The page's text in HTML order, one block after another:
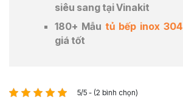
siêu sang tại Vinakit
180+ Mẫu tủ bếp inox 304
giá tốt
5/5 - (2 bình chọn)